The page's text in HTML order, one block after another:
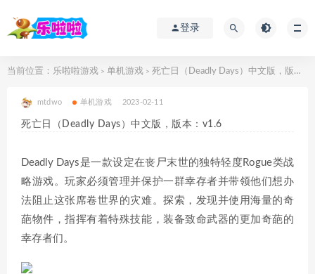
登录
当前位置： 乐啦啦游戏 > 单机游戏 > 死亡日（Deadly Days）中文版，版本：v1.6
mtdwo 单机游戏 2023-02-11
死亡日（Deadly Days）中文版，版本：v1.6
Deadly Days是一款设定在丧尸末世的独特轻度Rogue类战
略游戏。玩家必须管理并保护一群幸存者并带领他们想办
法阻止这张席卷世界的灾难。探索，发现并使用海量的奇
葩物件，指挥有着特殊技能，装备致命武器的更加奇葩的
幸存者们。